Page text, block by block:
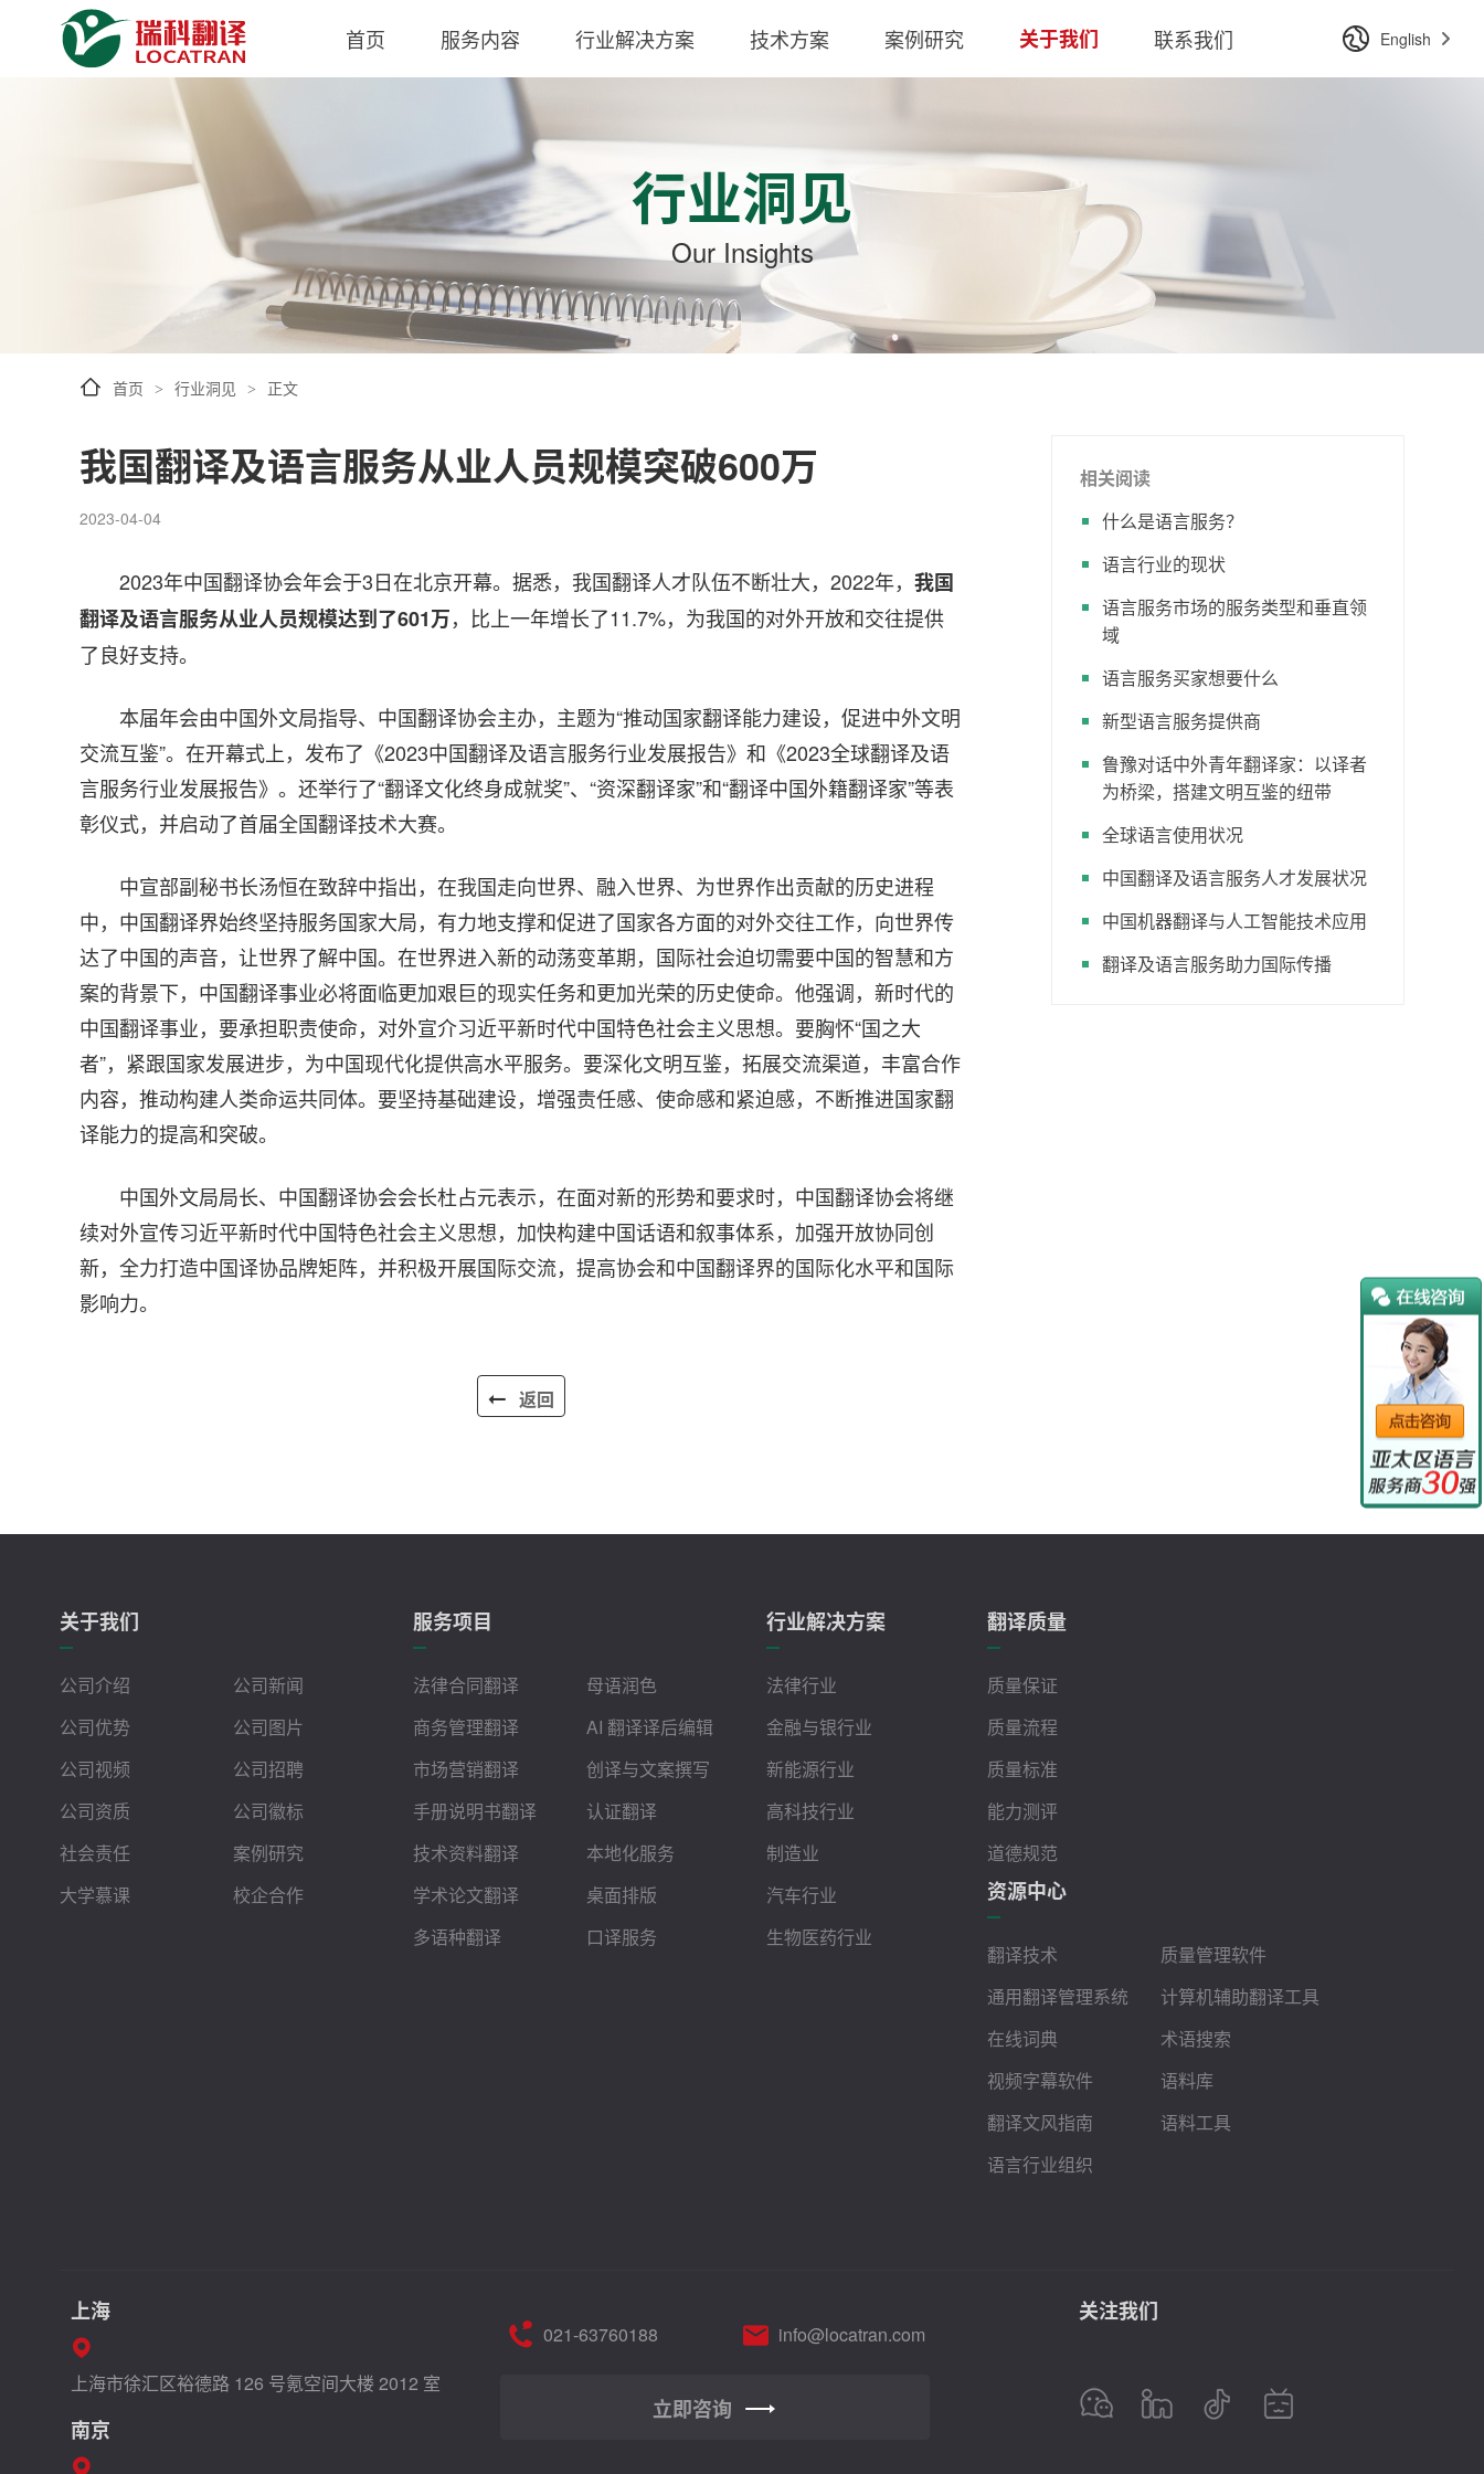
English
首页 服务内容 行业解决方案 技术方案 案例研究 关于我们 联系我们
行业洞见
Our Insights
首页 > 行业洞见 > 正文
我国翻译及语言服务从业人员规模突破600万
2023-04-04
2023年中国翻译协会年会于3日在北京开幕。据悉，我国翻译人才队伍不断壮大，2022年， 我国
翻译及语言服务从业人员规模达到了601万，比上一年增长了11.7%，为我国的对外开放和交往提供
了良好支持。
本届年会由中国外文局指导、中国翻译协会主办，主题为“推动国家翻译能力建设，促进中外文明
交流互鉴”。在开幕式上，发布了《2023中国翻译及语言服务行业发展报告》和《2023全球翻译及语
言服务行业发展报告》。还举行了“翻译文化终身成就奖”、“资深翻译家”和“翻译中国外籍翻译家”等表
彰仪式，并启动了首届全国翻译技术大赛。
中宣部副秘书长汤恒在致辞中指出，在我国走向世界、融入世界、为世界作出贡献的历史进程
中，中国翻译界始终坚持服务国家大局，有力地支撑和促进了国家各方面的对外交往工作，向世界传
达了中国的声音，让世界了解中国。在世界进入新的动荡变革期，国际社会迫切需要中国的智慧和方
案的背景下，中国翻译事业必将面临更加艰巨的现实任务和更加光荣的历史使命。他强调，新时代的
中国翻译事业，要承担职责使命，对外宣介习近平新时代中国特色社会主义思想。要胸怀“国之大
者”，紧跟国家发展进步，为中国现代化提供高水平服务。要深化文明互鉴，拓展交流渠道，丰富合作
内容，推动构建人类命运共同体。要坚持基础建设，增强责任感、使命感和紧迫感，不断推进国家翻
译能力的提高和突破。
中国外文局局长、中国翻译协会会长杜占元表示，在面对新的形势和要求时，中国翻译协会将继
续对外宣传习近平新时代中国特色社会主义思想，加快构建中国话语和叙事体系，加强开放协同创
新，全力打造中国译协品牌矩阵，并积极开展国际交流，提高协会和中国翻译界的国际化水平和国际
影响力。
返回
相关阅读
什么是语言服务？
语言行业的现状
语言服务市场的服务类型和垂直领
域
语言服务买家想要什么
新型语言服务提供商
鲁豫对话中外青年翻译家：以译者
为桥梁，搭建文明互鉴的纽带
全球语言使用状况
中国翻译及语言服务人才发展状况
中国机器翻译与人工智能技术应用
翻译及语言服务助力国际传播
关于我们
公司介绍
公司新闻
公司优势
公司图片
公司视频
公司招聘
公司资质
公司徽标
社会责任
案例研究
大学慕课
校企合作
服务项目
法律合同翻译
母语润色
商务管理翻译
AI 翻译译后编辑
市场营销翻译
创译与文案撰写
手册说明书翻译
认证翻译
技术资料翻译
本地化服务
学术论文翻译
桌面排版
多语种翻译
口译服务
行业解决方案
法律行业
金融与银行业
新能源行业
高科技行业
制造业
汽车行业
生物医药行业
翻译质量
质量保证
质量流程
质量标准
能力测评
道德规范
资源中心
翻译技术
质量管理软件
通用翻译管理系统
计算机辅助翻译工具
在线词典
术语搜索
视频字幕软件
语料库
翻译文风指南
语料工具
语言行业组织
关注我们
021-63760188 info@locatran.com
立即咨询
上海
上海市徐汇区裕德路 126 号氪空间大楼 2012 室
南京